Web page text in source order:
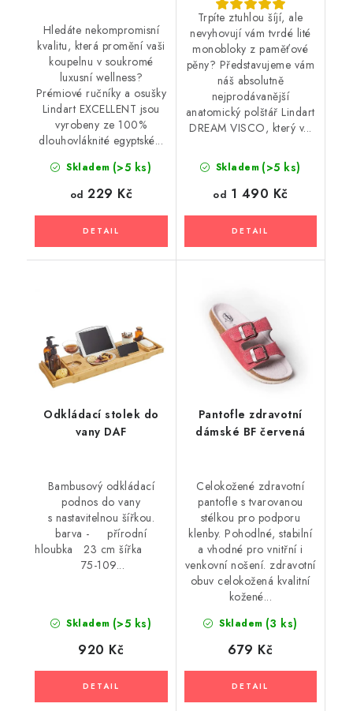
Skladem (>5 ks)
od 229 Kč
Hledáte nekompromisní
kvalitu, která promění vaši
koupelnu v soukromé
luxusní wellness?
Prémiové ručníky a osušky
Lindart EXCELLENT jsou
vyrobeny ze 100%
dlouhovláknité egyptské...
Skladem (>5 ks)
od 1 490 Kč
Trpíte ztuhlou šíjí, ale
nevyhovují vám tvrdé lité
monobloky z paměťové
pěny? Představujeme vám
náš absolutně
nejprodávanější
anatomický polštář Lindart
DREAM VISCO, který v...
Odkládací stolek do
vany DAF
Skladem (>5 ks)
920 Kč
Bambusový odkládací
podnos do vany
s nastavitelnou šířkou.
barva - přírodní
hloubka 23 cm šířka
75-109...
Pantofle zdravotní
dámské BF červená
Skladem (3 ks)
679 Kč
Celokožené zdravotní
pantofle s tvarovanou
stélkou pro podporu
klenby. Pohodlné, stabilní
a vhodné pro vnitřní i
venkovní nošení. zdravotní
obuv celokožená kvalitní
kožené...